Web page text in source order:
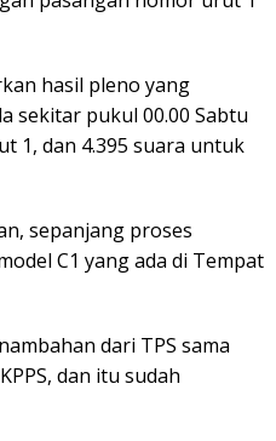
hasil pleno yang
sekitar pukul 00.00 Sabtu
1, dan 4.395 suara untuk
sepanjang proses
C1 yang ada di Tempat
dari TPS sama
dan itu sudah